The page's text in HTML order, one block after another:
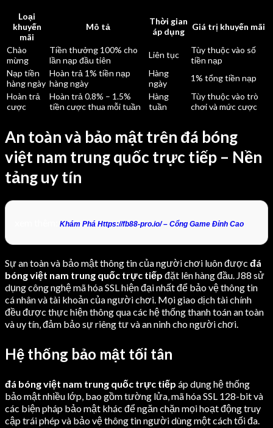
Loại
khuyến
mãi
Mô tả
Thời gian
áp dụng
Giá trị khuyến mãi
Chào
mừng
Tiền thưởng 100% cho
lần nạp đầu tiên
Liên tục
Tùy thuộc vào số
tiền nạp
Nạp tiền
hàng ngày
Hoàn trả 1% tiền nạp
hàng ngày
Hàng
ngày
1% tổng tiền nạp
Hoàn trả
cược
Hoàn trả 0.8% – 1.5%
tiền cược thua mỗi tuần
Hàng
tuần
Tùy thuộc vào trò
chơi và mức cược
An toàn và bảo mật trên đá bóng
việt nam trung quốc trực tiếp – Nền
tảng uy tín
Khám Phá Https://fb88-pro.io/ – Cổng Game Đỉnh Cao
Sự an toàn và bảo mật thông tin của người chơi luôn được đá
bóng việt nam trung quốc trực tiếp đặt lên hàng đầu. J88 sử
dụng công nghệ mã hóa SSL hiện đại nhất để bảo vệ thông tin
cá nhân và tài khoản của người chơi. Mọi giao dịch tài chính
đều được thực hiện thông qua các hệ thống thanh toán an toàn
và uy tín, đảm bảo sự riêng tư và an ninh cho người chơi.
Hệ thống bảo mật tối tân
đá bóng việt nam trung quốc trực tiếp áp dụng hệ thống
bảo mật nhiều lớp, bao gồm tường lửa, mã hóa SSL 128-bit và
các biện pháp bảo mật khác để ngăn chặn mọi hoạt động truy
cập trái phép và bảo vệ thông tin người dùng một cách tối đa.